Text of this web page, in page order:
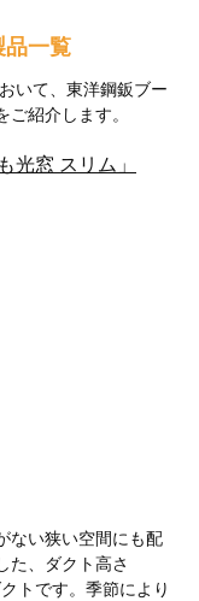
品一覧
いて、東洋鋼鈑ブー
ご紹介します。
光窓 スリム」
ない狭い空間にも配
た、ダクト高さ
トです。季節により